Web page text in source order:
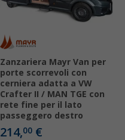
Zanzariera Mayr Van per
porte scorrevoli con
cerniera adatta a VW
Crafter II / MAN TGE con
rete fine per il lato
passeggero destro
214,00 €